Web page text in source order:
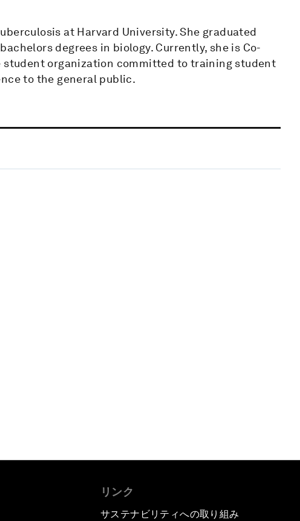
at Harvard University. She graduated
degrees in biology. Currently, she is Co-
student organization committed to training student
to the general public.
リンク
サステナビリティへの取り組み